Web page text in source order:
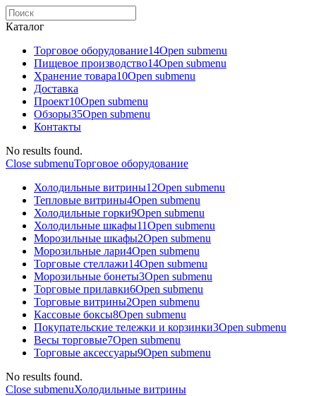
Каталог
Торговое оборудованиe14Open submenu
Пищевое производство14Open submenu
Хранение товара10Open submenu
Доставка
Проект10Open submenu
Обзоры35Open submenu
Контакты
No results found.
Close submenuТорговое оборудованиe
Холодильные витрины12Open submenu
Тепловые витрины4Open submenu
Холодильные горки9Open submenu
Холодильные шкафы11Open submenu
Морозильные шкафы2Open submenu
Морозильные лари4Open submenu
Торговые стеллажи14Open submenu
Морозильные бонеты3Open submenu
Торговые прилавки6Open submenu
Торговые витрины2Open submenu
Кассовые боксы8Open submenu
Покупательские тележки и корзинки3Open submenu
Весы торговые7Open submenu
Торговые аксессуары9Open submenu
No results found.
Close submenuХолодильные витрины